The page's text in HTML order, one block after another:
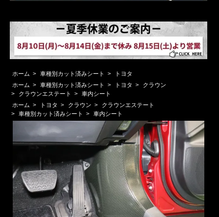
ホーム > 車種別カット済みシート >
トヨタ
ホーム > 車種別カット済みシート > トヨタ >
クラウン
>
クラウンエステート > 車内シート
ホーム > トヨタ > クラウン >
クラウンエステート
> 車種別カット済みシート > 車内シート